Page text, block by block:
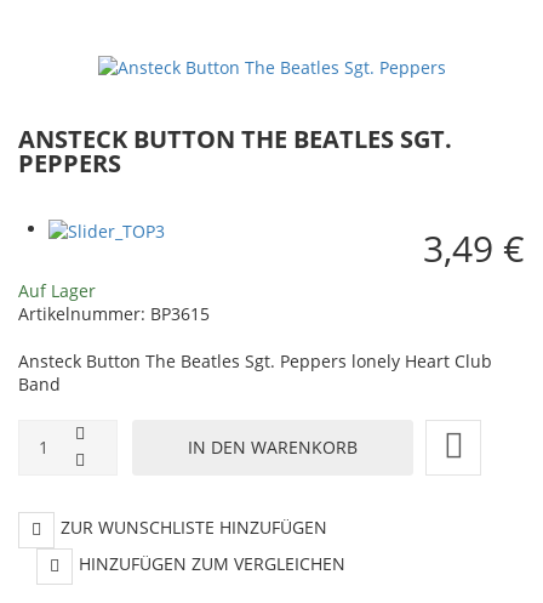
ANSTECK BUTTON THE BEATLES SGT.
PEPPERS
3,49 €
Auf Lager
Artikelnummer: BP3615
Ansteck Button The Beatles Sgt. Peppers lonely Heart Club
Band
ZUR WUNSCHLISTE HINZUFÜGEN
HINZUFÜGEN ZUM VERGLEICHEN